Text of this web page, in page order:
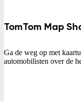
TomTom Map
Ga de weg op met
automobilisten over de